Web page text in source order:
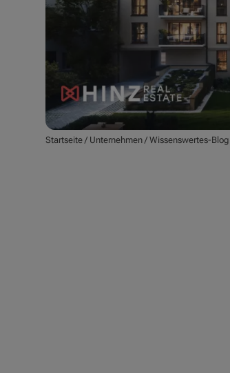
Startseite / Unternehmen /Wissenswertes-Blog